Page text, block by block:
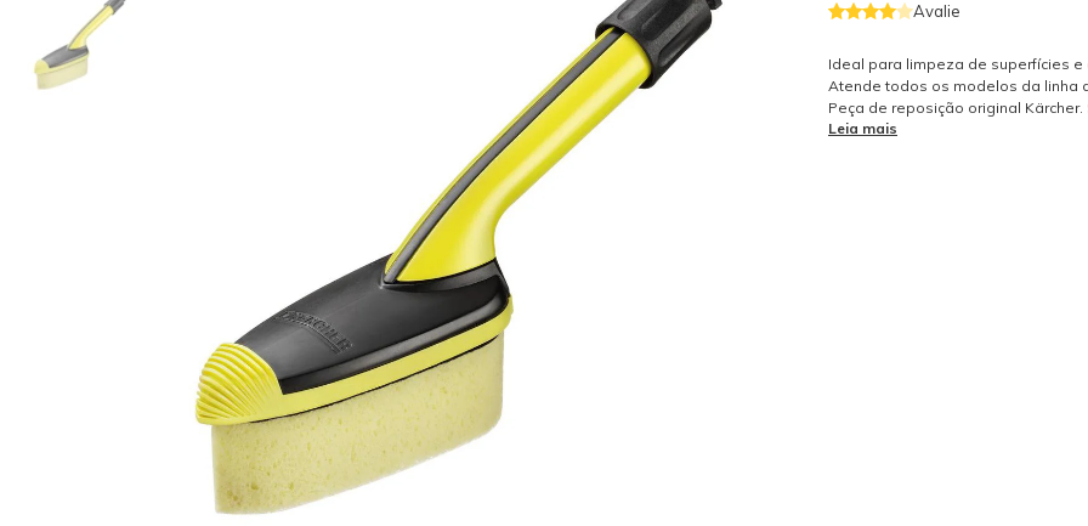
Avalie
Ideal para limpeza de superfícies e
Atende todos os modelos da linha
Peça de reposição original Kärcher.
peças originais garantem a
Leia mais